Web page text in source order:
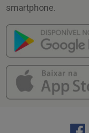
smartphone.